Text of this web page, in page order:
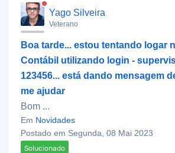
Yago Silveira
Veterano
Boa tarde... estou tentando logar
Contábil utilizando login -
123456... está dando mensagem
me ajudar
Bom ...
Em Novidades
Postado em Segunda, 08 Mai 2023
Solucionado